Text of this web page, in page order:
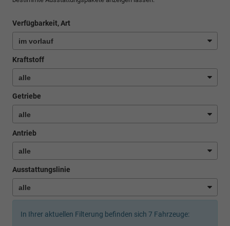
Verfügbarkeit, Art
Kraftstoff
Getriebe
Antrieb
Ausstattungslinie
In Ihrer aktuellen Filterung befinden sich 7 Fahrzeuge: